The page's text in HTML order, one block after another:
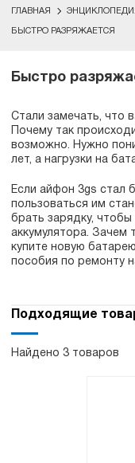
ГЛАВНАЯ
БЫСТРО РАЗРЯЖАЕТСЯ
Быстро
Стали замечать, что
Почему так
возможно. Нужно
лет, а нагрузки на
Если айфон 3gs стал
пользоваться им
брать зарядку,
аккумулятора. Зачем
купите новую
пособия по ремонту
Подходящие
Найдено 3 товаров